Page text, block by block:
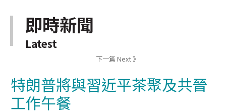
即時新聞
Latest
下一篇 Next 》
特朗普將與習近平茶聚及共晉
工作午餐